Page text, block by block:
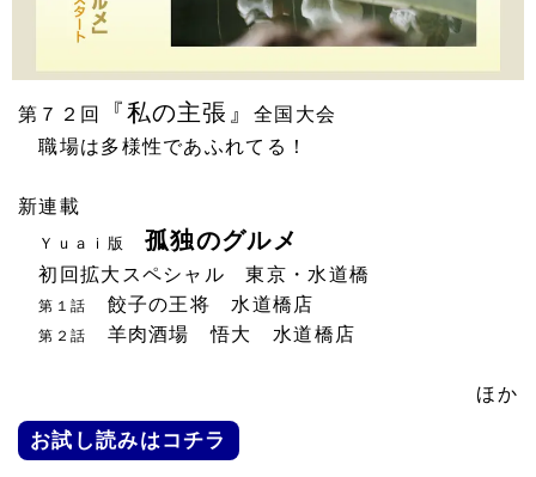
第７２回 『私の主張』全国大会
職場は多様性であふれてる！
新連載
Ｙｕａｉ版 孤独のグルメ
初回拡大スペシャル 東京・水道橋
第１話 餃子の王将 水道橋店
第２話 羊肉酒場 悟大 水道橋店
ほか
お試し読みはコチラ